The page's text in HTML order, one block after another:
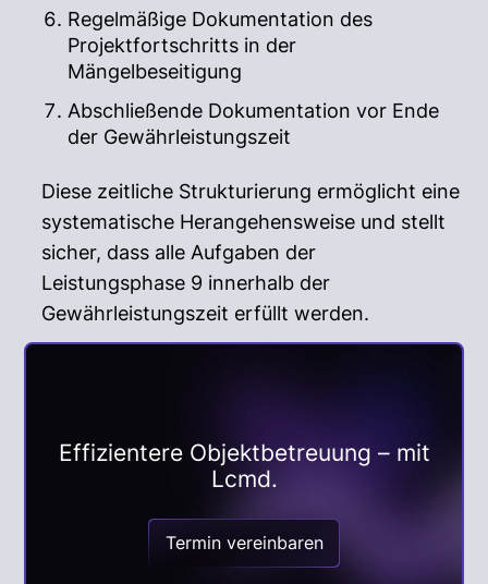
Regelmäßige Dokumentation des
Projektfortschritts in der
Mängelbeseitigung
Abschließende Dokumentation vor Ende
der Gewährleistungszeit
Diese zeitliche Strukturierung ermöglicht eine
systematische Herangehensweise und stellt
sicher, dass alle Aufgaben der
Leistungsphase 9 innerhalb der
Gewährleistungszeit erfüllt werden.
Effizientere Objektbetreuung – mit
Lcmd.
Termin vereinbaren